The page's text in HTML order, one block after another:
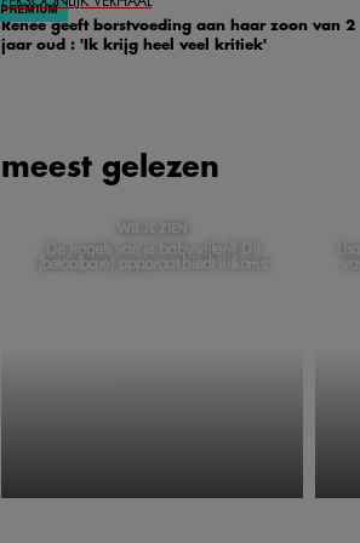
Renée geeft borstvoeding aan haar zoon van 2
jaar oud : 'Ik krijg heel veel kritiek'
meest gelezen
WIL JE ZIEN
De nagels van je baby vijlen? Dit
(betaalbare) apparaat biedt uitkomst